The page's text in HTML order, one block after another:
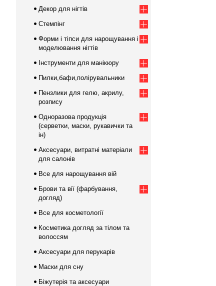
Декор для нігтів
Стемпінг
Форми і тіпси для нарощування і
моделювання нігтів
Інструменти для манікюру
Пилки,бафи,полірувальники
Пензлики для гелю, акрилу,
розпису
Одноразова продукція
(серветки, маски, рукавички та
ін)
Аксесуари, витратні матеріали
для салонів
Все для нарощування вій
Брови та вії (фарбування,
догляд)
Все для косметології
Косметика догляд за тілом та
волоссям
Аксесуари для перукарів
Маски для сну
Біжутерія та аксесуари